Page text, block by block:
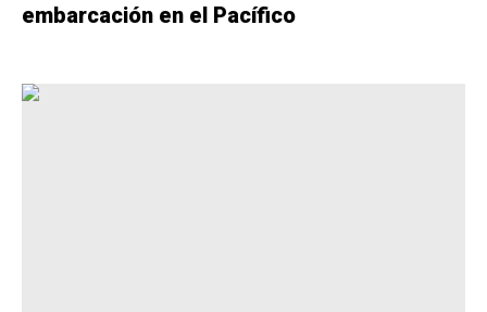
embarcación en el Pacífico